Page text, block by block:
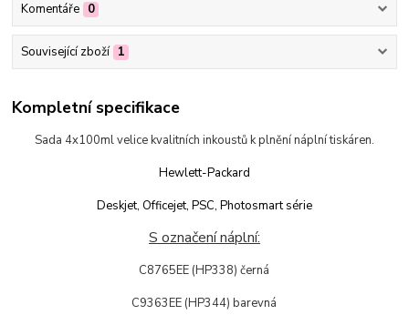
Komentáře 0
Související zboží 1
Kompletní specifikace
Sada 4x100ml velice kvalitních inkoustů k plnění náplní tiskáren.
Hewlett-Packard
Deskjet, Officejet, PSC, Photosmart série
S označení náplní:
C8765EE (HP338) černá
C9363EE (HP344)barevná